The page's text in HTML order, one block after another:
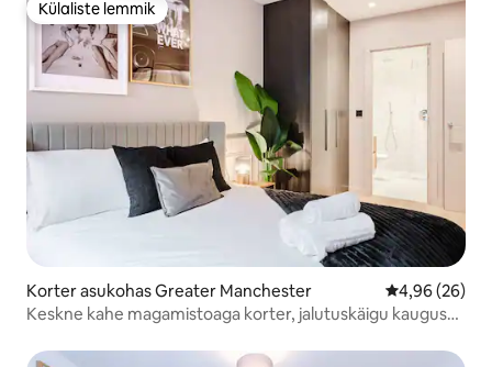
Külaliste lemmik
Külaliste lemmik
Korter asukohas Greater Manchester Keskmine
4,96 (26)
Keskne kahe magamistoaga korter, jalutuskäigu kaugusel